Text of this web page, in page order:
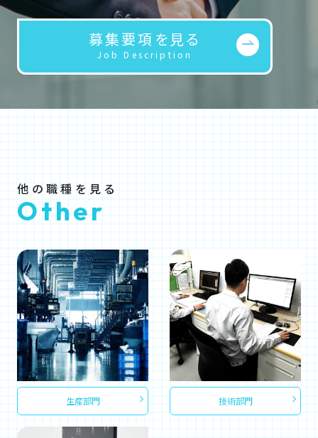
募集要項を見る
Job Description
他の職種を見る
Other
生産部門 技術部門